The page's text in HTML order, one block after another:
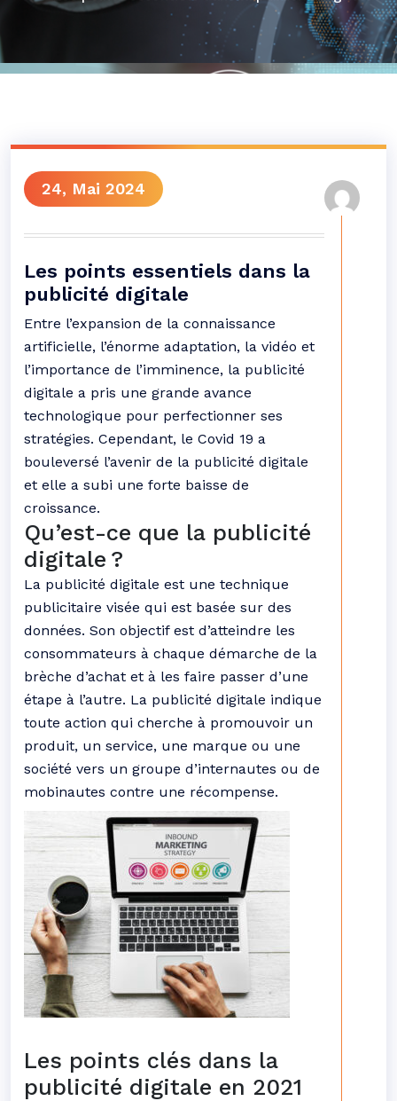
24, Mai 2024
Les points essentiels dans la
publicité digitale
Entre l’expansion de la connaissance
artificielle, l’énorme adaptation, la vidéo et
l’importance de l’imminence, la publicité
digitale a pris une grande avance
technologique pour perfectionner ses
stratégies. Cependant, le Covid 19 a
bouleversé l’avenir de la publicité digitale
et elle a subi une forte baisse de
croissance.
Qu’est-ce que la publicité
digitale ?
La publicité digitale est une technique
publicitaire visée qui est basée sur des
données. Son objectif est d’atteindre les
consommateurs à chaque démarche de la
brèche d’achat et à les faire passer d’une
étape à l’autre. La publicité digitale indique
toute action qui cherche à promouvoir un
produit, un service, une marque ou une
société vers un groupe d’internautes ou de
mobinautes contre une récompense.
Les points clés dans la
publicité digitale en 2021